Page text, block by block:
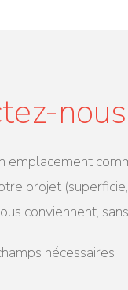
nous
emplacement
projet
conviennent,
nécessaires